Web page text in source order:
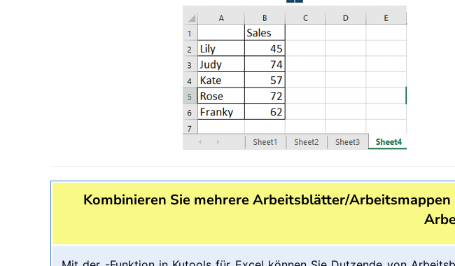
Kombinieren Sie mehrere Arbeitsblätter/